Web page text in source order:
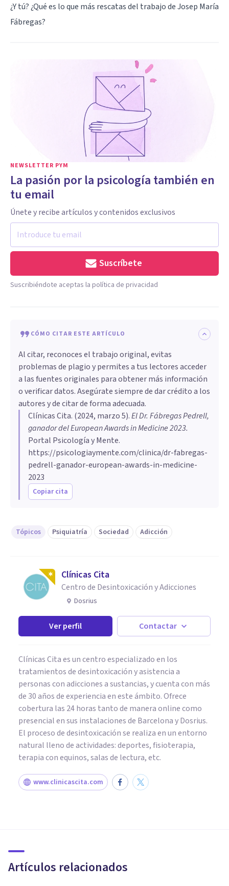
¿Y tú? ¿Qué es lo que más rescatas del trabajo de Josep María
Fábregas?
NEWSLETTER PYM
La pasión por la psicología también en
tu email
Únete y recibe artículos y contenidos exclusivos
Suscríbete
Suscribiéndote aceptas la política de privacidad
CÓMO CITAR ESTE ARTÍCULO
Al citar, reconoces el trabajo original, evitas
problemas de plagio y permites a tus lectores acceder
a las fuentes originales para obtener más información
o verificar datos. Asegúrate siempre de dar crédito a los
autores y de citar de forma adecuada.
Clínicas Cita. (2024, marzo 5).El Dr. Fábregas Pedrell,
ganador del European Awards in Medicine 2023.
Portal Psicología y Mente.
https://psicologiaymente.com/clinica/dr-fabregas-
pedrell-ganador-european-awards-in-medicine-
2023
Copiar cita
Tópicos Psiquiatría Sociedad Adicción
Clínicas Cita
Centro de Desintoxicación y Adicciones
Dosrius
Ver perfil Contactar
Clínicas Cita es un centro especializado en los
tratamientos de desintoxicación y asistencia a
personas con adicciones a sustancias, y cuenta con más
de 30 años de experiencia en este ámbito. Ofrece
cobertura las 24 horas tanto de manera online como
presencial en sus instalaciones de Barcelona y Dosrius.
El proceso de desintoxicación se realiza en un entorno
natural lleno de actividades: deportes, fisioterapia,
terapia con equinos, salas de lectura, etc.
www.clinicascita.com
Artículos relacionados
somos enfermos mentales